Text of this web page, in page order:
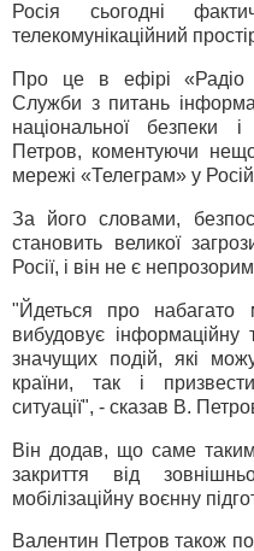
Росія сьогодні
телекомунікаційний
Про це в ефірі «Радіо
Служби з питань
національної безпеки
Петров, коментуючи
мережі «Телеграм» у
За його словами,
становить великої
Росії, і він не є
"Йдеться про набагато
вибудовує інформаційну
значущих подій, які
країни, так і
ситуації", - сказав В.
Він додав, що саме
закриття від
мобілізаційну воєнну
Валентин Петров також